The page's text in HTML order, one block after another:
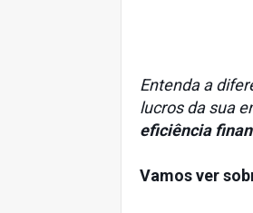
Entenda a
lucros da sua
eficiência
Vamos ver